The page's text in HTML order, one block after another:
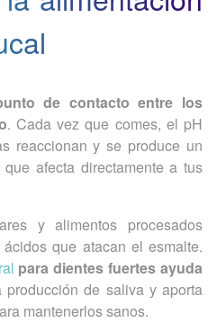
de contacto entre los
. Cada vez que comes, el pH
reaccionan y se produce un
afecta directamente a tus
y alimentos procesados
que atacan el esmalte.
para dientes fuertes ayuda
producción de saliva y aporta
mantenerlos sanos.